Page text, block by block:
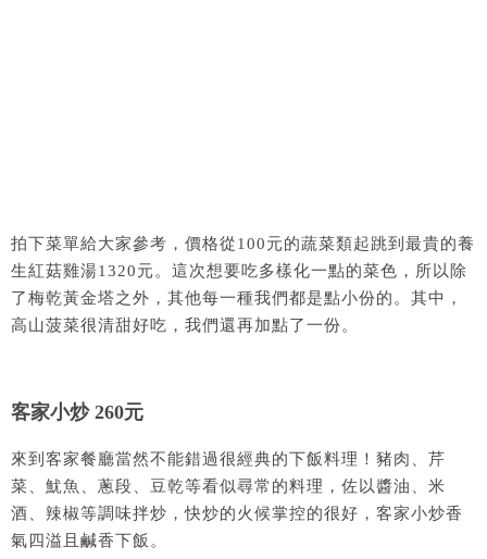
拍下菜單給大家參考，價格從100元的蔬菜類起跳到最貴的養
生紅菇雞湯1320元。這次想要吃多樣化一點的菜色，所以除
了梅乾黃金塔之外，其他每一種我們都是點小份的。其中，
高山菠菜很清甜好吃，我們還再加點了一份。
客家小炒 260元
來到客家餐廳當然不能錯過很經典的下飯料理！豬肉、芹
菜、魷魚、蔥段、豆乾等看似尋常的料理，佐以醬油、米
酒、辣椒等調味拌炒，快炒的火候掌控的很好，客家小炒香
氣四溢且鹹香下飯。